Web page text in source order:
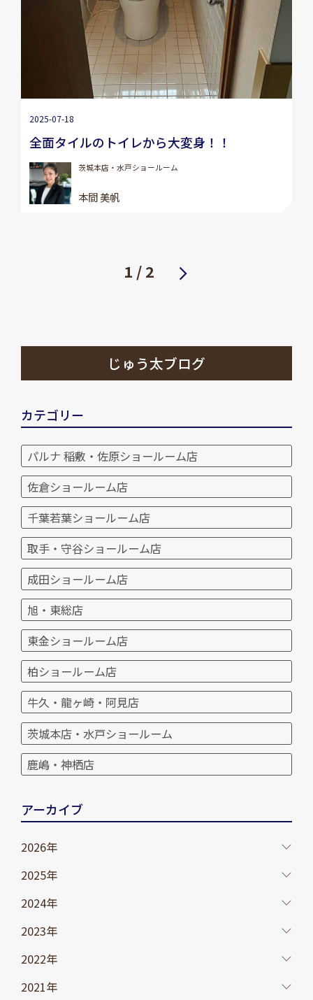
2025-07-18
全面タイルのトイレから大変身！！
茨城本店・水戸ショールーム
本間 美帆
1 / 2 次へ
じゅう太ブログ
カテゴリー
パルナ 稲敷・佐原ショールーム店
佐倉ショールーム店
千葉若葉ショールーム店
取手・守谷ショールーム店
成田ショールーム店
旭・東総店
東金ショールーム店
柏ショールーム店
牛久・龍ヶ崎・阿見店
茨城本店・水戸ショールーム
鹿嶋・神栖店
アーカイブ
2026年
2025年
2024年
2023年
2022年
2021年